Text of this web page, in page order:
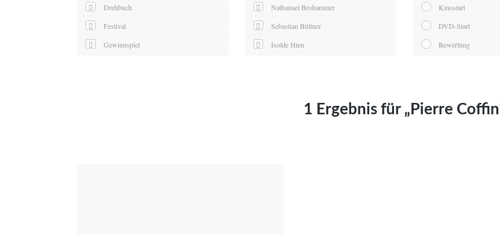
Drehbuch
Festival
Gewinnspiel
Nathanael Brohammer
Sebastian Büttner
Isolde Hien
Kinostart
DVD-Start
Bewertung
1 Ergebnis für „Pierre